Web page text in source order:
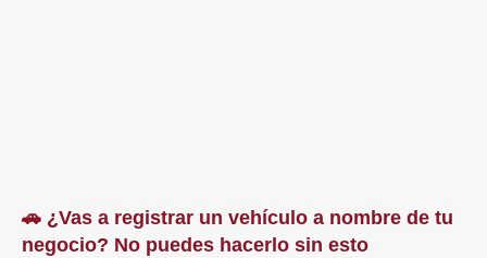
🚗 ¿Vas a registrar un vehículo a nombre de tu
negocio? No puedes hacerlo sin esto